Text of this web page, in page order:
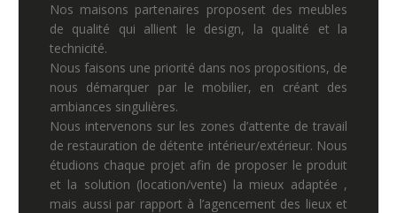
Nos maisons partenaires proposent des meubles
de qualité qui allient le design, la qualité et la
technicité.
Nous faisons une priorité dans nos propositions, de
nous démarquer par le mobilier, en créant des
ambiances singulières.
Nous intervenons sur les zones d’attente de travail
de restauration de détente intérieur/extérieur. Nous
étudions chaque projet afin de proposer le produit
et la solution (location/vente) la mieux adaptée ,
mais aussi par rapport à l’agencement des lieux et